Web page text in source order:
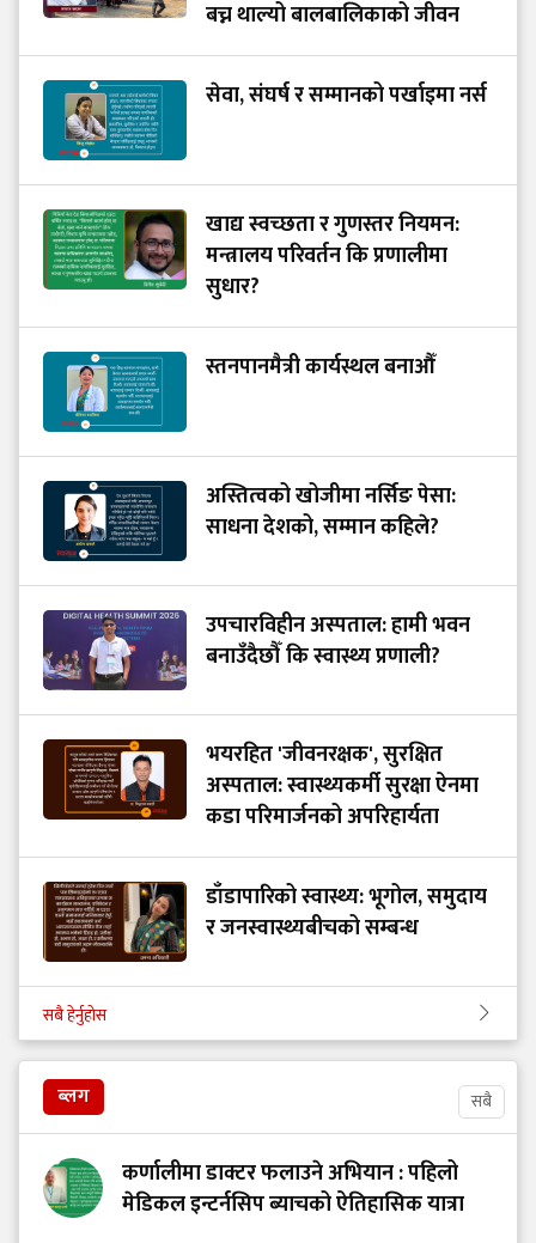
बच्न थाल्यो बालबालिकाको जीवन
सेवा, संघर्ष र सम्मानको पर्खाइमा नर्स
खाद्य स्वच्छता र गुणस्तर नियमन:
मन्त्रालय परिवर्तन कि प्रणालीमा
सुधार?
स्तनपानमैत्री कार्यस्थल बनाऔँ
अस्तित्वको खोजीमा नर्सिङ पेसा:
साधना देशको, सम्मान कहिले?
उपचारविहीन अस्पताल: हामी भवन
बनाउँदैछौँ कि स्वास्थ्य प्रणाली?
भयरहित 'जीवनरक्षक', सुरक्षित
अस्पताल: स्वास्थ्यकर्मी सुरक्षा ऐनमा
कडा परिमार्जनको अपरिहार्यता
डाँडापारिको स्वास्थ्य: भूगोल, समुदाय
र जनस्वास्थ्यबीचको सम्बन्ध
सबै हेर्नुहोस
ब्लग सबै
कर्णालीमा डाक्टर फलाउने अभियान : पहिलो
मेडिकल इन्टर्नसिप ब्याचको ऐतिहासिक यात्रा